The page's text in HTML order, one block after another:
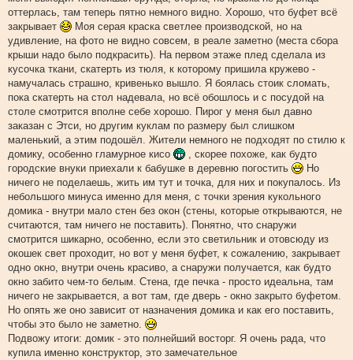
оттерлась, там теперь пятно немного видно. Хорошо, что буфет всё
закрывает
Моя серая краска светлее производской, но на
удивление, на фото не видно совсем, в реале заметно (места сбора
крыши надо было подкрасить). На первом этаже плед сделала из
кусочка ткани, скатерть из тюля, к которому пришила кружево -
намучалась страшно, кривенько вышло. Я боялась стоик сломать,
пока скатерть на стол надевала, но всё обошлось и с посудой на
столе смотрится вполне себе хорошо. Пирог у меня был давно
заказан с Этси, но другим куклам по размеру был слишком
маленький, а этим подошёл. Жители немного не подходят по стилю к
домику, особенно гламурное кисо
, скорее похоже, как будто
городские внуки приехали к бабушке в деревню погостить
Но
ничего не поделаешь, жить им тут и точка, для них и покупалось. Из
небольшого минуса именно для меня, с точки зрения кукольного
домика - внутри мало стен без окон (стены, которые открываются, не
считаются, там ничего не поставить). Понятно, что снаружи
смотрится шикарно, особенно, если это светильник и отовсюду из
окошек свет проходит, но вот у меня буфет, к сожалению, закрывает
одно окно, внутри очень красиво, а снаружи получается, как будто
окно забито чем-то белым. Стена, где печка - просто идеальна, там
ничего не закрывается, а вот там, где дверь - окно закрыто буфетом.
Но опять же оно зависит от назначения домика и как его поставить,
чтобы это было не заметно.
Подвожу итоги: домик - это полнейший восторг. Я очень рада, что
купила именно конструктор, это замечательное